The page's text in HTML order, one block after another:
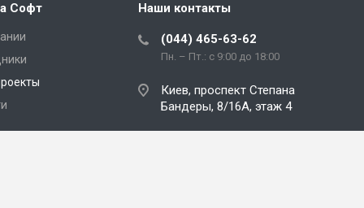
Софт Наши контакты
(044) 465-63-62
Пн. – Пт.: с 9:00 до 18:00
Киев, проспект Степана
Бандеры, 8/16А, этаж 4